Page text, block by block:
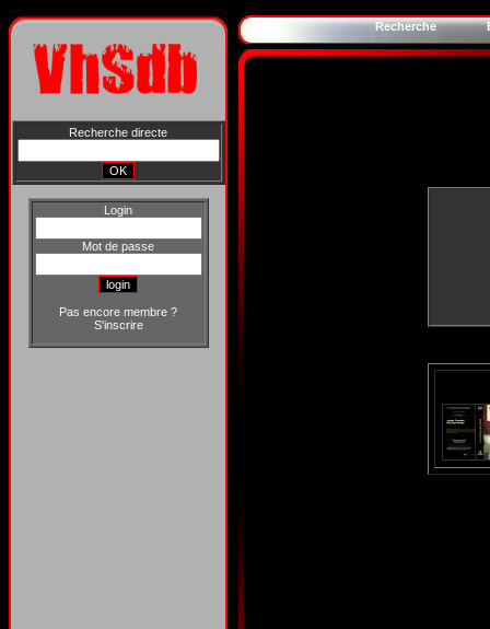
Recherche directe
Login
Mot de passe
Pas encore membre ?
S'inscrire
Recherche